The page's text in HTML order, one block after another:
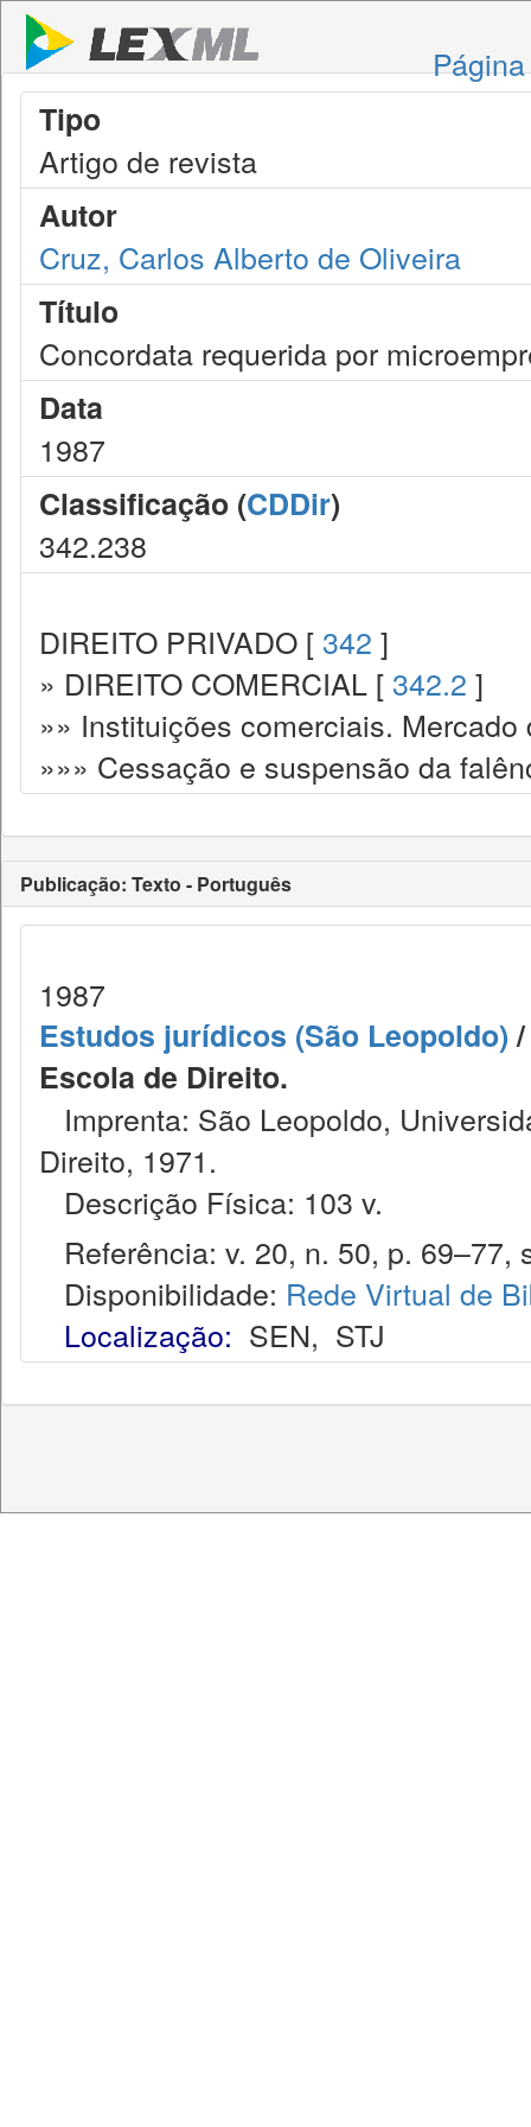
Tipo
Artigo de revista
Autor
Cruz, Carlos Alberto de Oliveira
Título
Concordata requerida por
Data
1987
Classificação (CDDir)
342.238
DIREITO PRIVADO [ 342 ]
» DIREITO COMERCIAL [ 342.2 ]
»» Instituições comerciais.
»»» Cessação e suspensão da
Publicação: Texto - Português
1987
Estudos jurídicos (São Leopoldo)
Escola de Direito.
Imprenta: São Leopoldo,
Direito, 1971.
Descrição Física: 103 v.
Referência: v. 20, n. 50, p. 69–77,
Disponibilidade: Rede Virtual de
Localização: SEN, STJ